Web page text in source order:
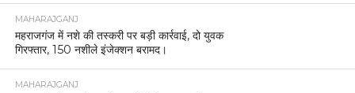
MAHARAJGANJ
महराजगंज में नशे की तस्करी पर बड़ी कार्रवाई, दो युवक
गिरफ्तार, 150 नशीले इंजेक्शन बरामद।
MAHARAJGANJ